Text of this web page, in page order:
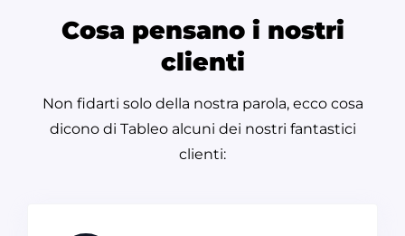
Cosa pensano i nostri
clienti
Non fidarti solo della nostra parola, ecco cosa
dicono di Tableo alcuni dei nostri fantastici
clienti: